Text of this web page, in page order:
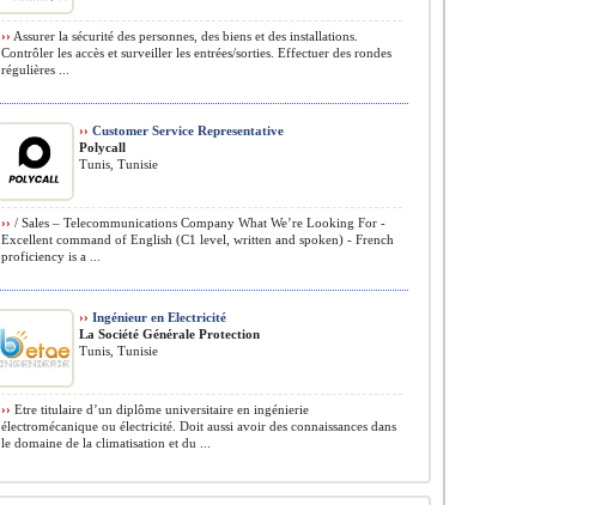
›› Assurer la sécurité des personnes, des biens et des installations.
Contrôler les accès et surveiller les entrées/sorties. Effectuer des rondes
régulières ...
›› Customer Service Representative
Polycall
Tunis, Tunisie
›› / Sales – Telecommunications Company What We’re Looking For -
Excellent command of English (C1 level, written and spoken) - French
proficiency is a ...
›› Ingénieur en Electricité
La Société Générale Protection
Tunis, Tunisie
›› Etre titulaire d’un diplôme universitaire en ingénierie
électromécanique ou électricité. Doit aussi avoir des connaissances dans
le domaine de la climatisation et du ...